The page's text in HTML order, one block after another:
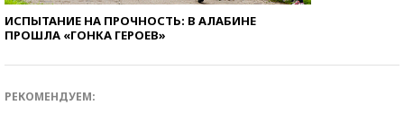
ИСПЫТАНИЕ НА ПРОЧНОСТЬ: В АЛАБИНЕ
ПРОШЛА «ГОНКА ГЕРОЕВ»
РЕКОМЕНДУЕМ: